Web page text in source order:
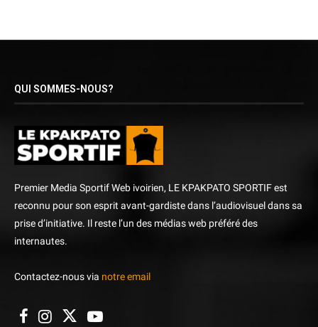
QUI SOMMES-NOUS?
Premier Media Sportif Web ivoirien, LE KPAKPATO SPORTIF est
reconnu pour son esprit avant-gardiste dans l’audiovisuel dans sa
prise d’initiative. Il reste l’un des médias web préféré des
internautes.
Contactez-nous via notre email